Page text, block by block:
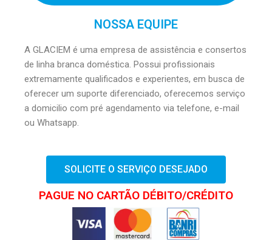
NOSSA EQUIPE
A GLACIEM é uma empresa de assistência e consertos
de linha branca doméstica. Possui profissionais
extremamente qualificados e experientes, em busca de
oferecer um suporte diferenciado, oferecemos serviço
a domicilio com pré agendamento via telefone, e-mail
ou Whatsapp.
SOLICITE O SERVIÇO DESEJADO
PAGUE NO CARTÃO DÉBITO/CRÉDITO